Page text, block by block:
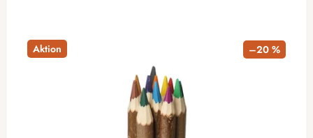
Aktion –20 %